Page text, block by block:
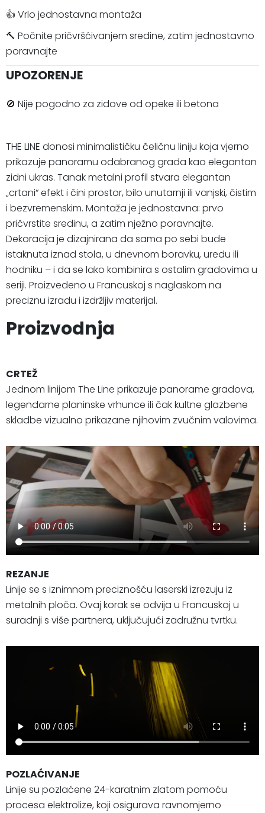
👍 Vrlo jednostavna montaža
🔨 Počnite pričvršćivanjem sredine, zatim jednostavno
poravnajte
UPOZORENJE
🚫 Nije pogodno za zidove od opeke ili betona
THE LINE donosi minimalističku čeličnu liniju koja vjerno
prikazuje panoramu odabranog grada kao elegantan
zidni ukras. Tanak metalni profil stvara elegantan
„crtani“ efekt i čini prostor, bilo unutarnji ili vanjski, čistim
i bezvremenskim. Montaža je jednostavna: prvo
pričvrstite sredinu, a zatim nježno poravnajte.
Dekoracija je dizajnirana da sama po sebi bude
istaknuta iznad stola, u dnevnom boravku, uredu ili
hodniku – i da se lako kombinira s ostalim gradovima u
seriji. Proizvedeno u Francuskoj s naglaskom na
preciznu izradu i izdržljiv materijal.
Proizvodnja
CRTEŽ
Jednom linijom The Line prikazuje panorame gradova,
legendarne planinske vrhunce ili čak kultne glazbene
skladbe vizualno prikazane njihovim zvučnim valovima.
REZANJE
Linije se s iznimnom preciznošću laserski izrezuju iz
metalnih ploča. Ovaj korak se odvija u Francuskoj u
suradnji s više partnera, uključujući zadružnu tvrtku.
POZLAĆIVANJE
Linije su pozlaćene 24-karatnim zlatom pomoću
procesa elektrolize, koji osigurava ravnomjerno